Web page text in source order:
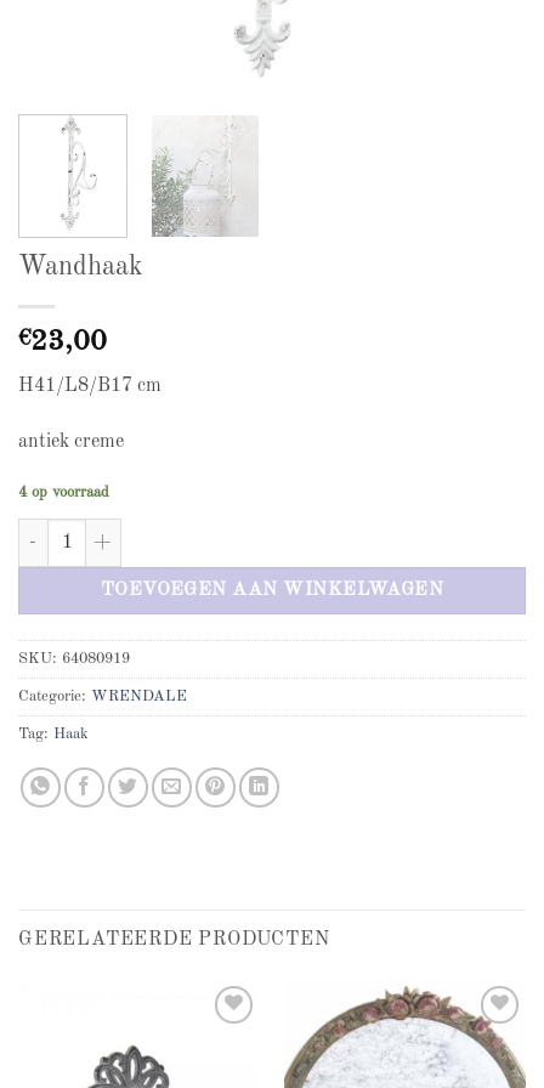
Wandhaak
€23,00
H41/L8/B17 cm
antiek creme
4 op voorraad
Wandhaak aantal
TOEVOEGEN AAN WINKELWAGEN
SKU: 64080919
Categorie: WRENDALE
Tag: Haak
GERELATEERDE PRODUCTEN
Add to
wishlist